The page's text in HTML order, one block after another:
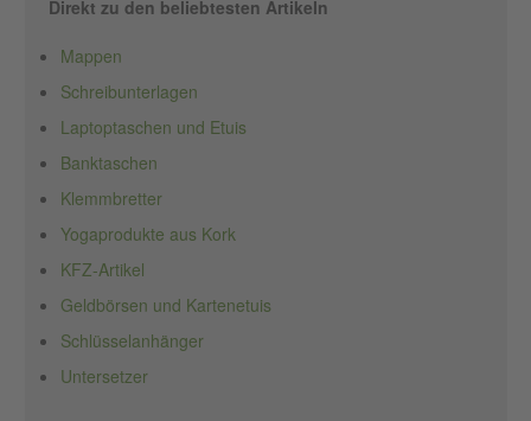
Direkt zu den beliebtesten Artikeln
Mappen
Schreibunterlagen
Laptoptaschen und Etuis
Banktaschen
Klemmbretter
Yogaprodukte aus Kork
KFZ-Artikel
Geldbörsen und Kartenetuis
Schlüsselanhänger
Untersetzer